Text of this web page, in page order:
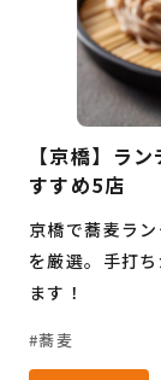
【京橋】ラ
すすめ5店
京橋で蕎麦ラ
を厳選。手打
ます！
蕎麦